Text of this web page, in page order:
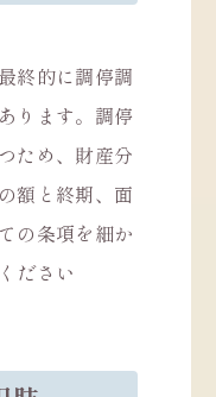
終的に調停調
ります。調停
ため、財産分
額と終期、面
の条項を細か
ださい